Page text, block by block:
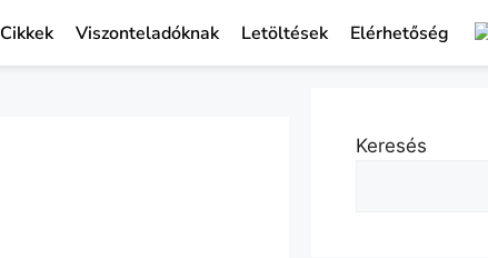
Cikkek Viszonteladóknak Letöltések Elérhetőség
Keresés